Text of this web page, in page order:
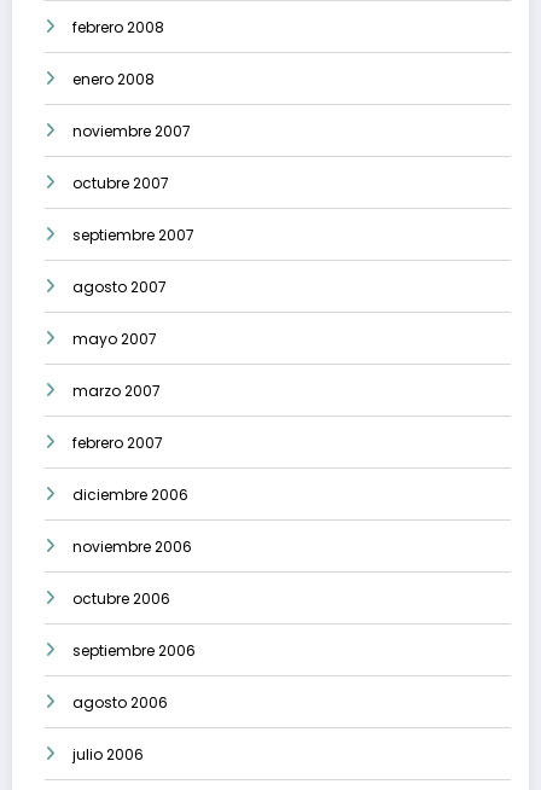
febrero 2008
enero 2008
noviembre 2007
octubre 2007
septiembre 2007
agosto 2007
mayo 2007
marzo 2007
febrero 2007
diciembre 2006
noviembre 2006
octubre 2006
septiembre 2006
agosto 2006
julio 2006